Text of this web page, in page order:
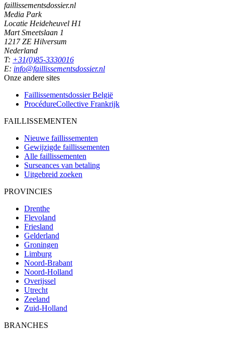
faillissementsdossier.nl
Media Park
Locatie Heideheuvel H1
Mart Smeetslaan 1
1217 ZE Hilversum
Nederland
T: +31(0)85-3330016
E: info@faillissementsdossier.nl
Onze andere sites
Faillissementsdossier België
ProcédureCollective Frankrijk
FAILLISSEMENTEN
Nieuwe faillissementen
Gewijzigde faillissementen
Alle faillissementen
Surseances van betaling
Uitgebreid zoeken
PROVINCIES
Drenthe
Flevoland
Friesland
Gelderland
Groningen
Limburg
Noord-Brabant
Noord-Holland
Overijssel
Utrecht
Zeeland
Zuid-Holland
BRANCHES